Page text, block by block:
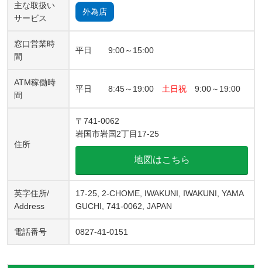
主な取扱い
サービス
外為店
窓口営業時
間
平日 9:00～15:00
ATM稼働時
間
平日 8:45～19:00 土日祝 9:00～19:00
住所
〒741-0062
岩国市岩国2丁目17-25
地図はこちら
英字住所/
Address
17-25, 2-CHOME, IWAKUNI, IWAKUNI, YAMA
GUCHI, 741-0062, JAPAN
電話番号 0827-41-0151